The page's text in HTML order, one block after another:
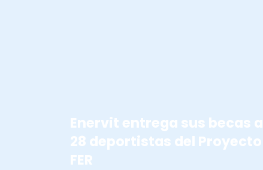
Enervit entrega sus becas a
28 deportistas del Proyecto
FER